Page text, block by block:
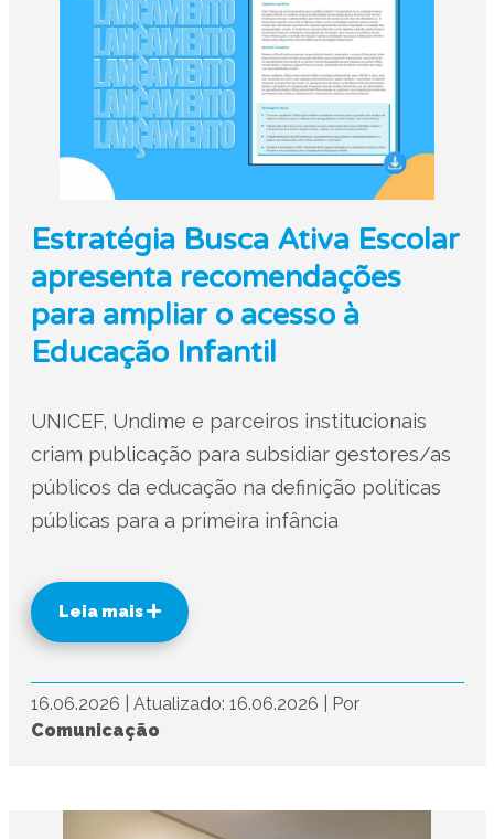
Estratégia Busca Ativa Escolar
apresenta recomendações
para ampliar o acesso à
Educação Infantil
UNICEF, Undime e parceiros institucionais
criam publicação para subsidiar gestores/as
públicos da educação na definição políticas
públicas para a primeira infância
Leia mais
16.06.2026 Atualizado: 16.06.2026
Por
Comunicação